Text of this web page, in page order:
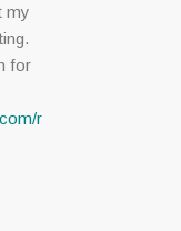
my
for
r